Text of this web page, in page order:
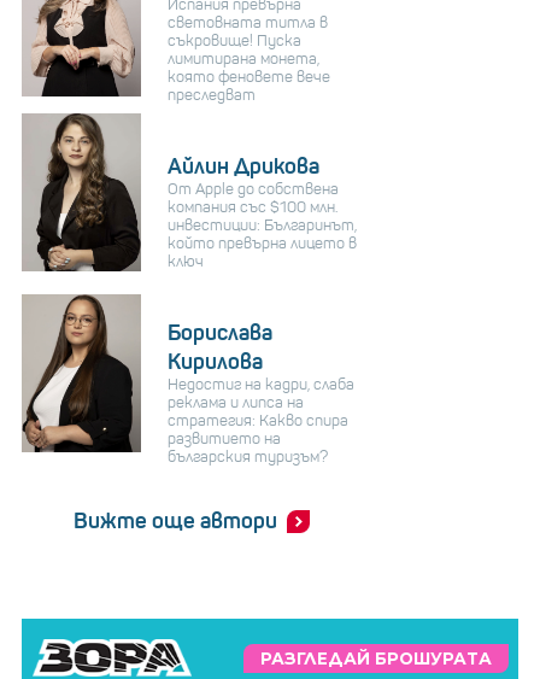
Испания превърна
световната титла в
съкровище! Пуска
лимитирана монета,
която феновете вече
преследват
Айлин Дрикова
От Apple до собствена
компания със $100 млн.
инвестиции: Българинът,
който превърна лицето в
ключ
Борислава
Кирилова
Недостиг на кадри, слаба
реклама и липса на
стратегия: Какво спира
развитието на
българския туризъм?
Вижте още автори
РАЗГЛЕДАЙ БРОШУРАТА